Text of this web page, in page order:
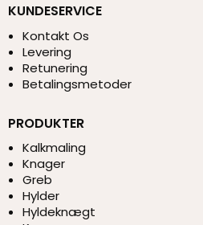
KUNDESERVICE
Kontakt Os
Levering
Retunering
Betalingsmetoder
PRODUKTER
Kalkmaling
Knager
Greb
Hylder
Hyldeknægt